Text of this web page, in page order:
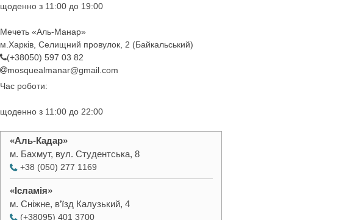
щоденно з 11:00 до 19:00
Мечеть «Аль-Манар»
м.Харків, Селищний провулок, 2 (Байкальський)
(+38050) 597 03 82
mosquealmanar@gmail.com
Час роботи:
щоденно з 11:00 до 22:00
«Аль-Кадар»
м. Бахмут, вул. Студентська, 8
+38 (050) 277 1169
«Ісламія»
м. Сніжне, в’їзд Калузький, 4
(+38095) 401 3700